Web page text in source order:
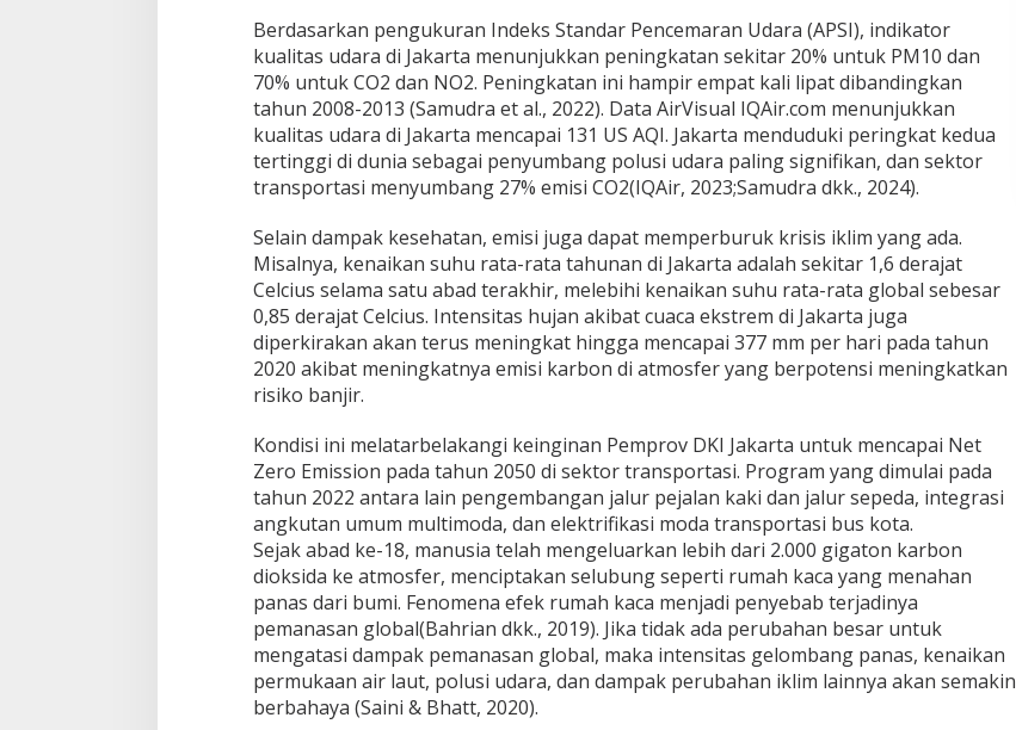
t
u
T
r
a
n
s
p
r
t
a
s
i
B
e
r
e
l
a
n
j
u
a
n
d
i
J
a
k
Berdasarkan pengukuran Indeks Standar Pencemaran Udara (APSI), indikator
kualitas udara di Jakarta menunjukkan peningkatan sekitar 20% untuk PM10 dan
70% untuk CO2 dan NO2. Peningkatan ini hampir empat kali lipat dibandingkan
tahun 2008-2013 (Samudra et al., 2022). Data AirVisual IQAir.com menunjukkan
kualitas udara di Jakarta mencapai 131 US AQI. Jakarta menduduki peringkat kedua
tertinggi di dunia sebagai penyumbang polusi udara paling signifikan, dan sektor
transportasi menyumbang 27% emisi CO2(IQAir, 2023;Samudra dkk., 2024).
Selain dampak kesehatan, emisi juga dapat memperburuk krisis iklim yang ada.
Misalnya, kenaikan suhu rata-rata tahunan di Jakarta adalah sekitar 1,6 derajat
Celcius selama satu abad terakhir, melebihi kenaikan suhu rata-rata global sebesar
0,85 derajat Celcius. Intensitas hujan akibat cuaca ekstrem di Jakarta juga
diperkirakan akan terus meningkat hingga mencapai 377 mm per hari pada tahun
2020 akibat meningkatnya emisi karbon di atmosfer yang berpotensi meningkatkan
risiko banjir.
Kondisi ini melatarbelakangi keinginan Pemprov DKI Jakarta untuk mencapai Net
Zero Emission pada tahun 2050 di sektor transportasi. Program yang dimulai pada
tahun 2022 antara lain pengembangan jalur pejalan kaki dan jalur sepeda, integrasi
angkutan umum multimoda, dan elektrifikasi moda transportasi bus kota.
Sejak abad ke-18, manusia telah mengeluarkan lebih dari 2.000 gigaton karbon
dioksida ke atmosfer, menciptakan selubung seperti rumah kaca yang menahan
panas dari bumi. Fenomena efek rumah kaca menjadi penyebab terjadinya
pemanasan global(Bahrian dkk., 2019). Jika tidak ada perubahan besar untuk
mengatasi dampak pemanasan global, maka intensitas gelombang panas, kenaikan
permukaan air laut, polusi udara, dan dampak perubahan iklim lainnya akan semakin
berbahaya (Saini & Bhatt, 2020).